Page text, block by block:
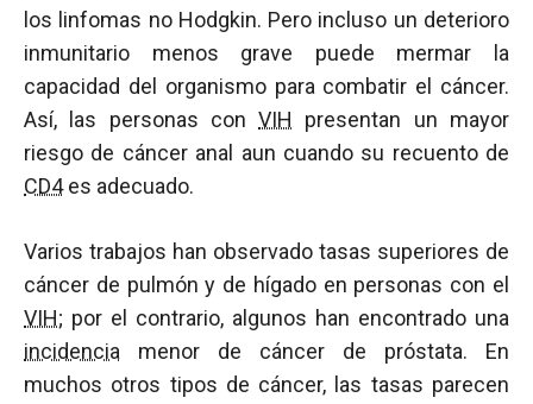
los linfomas no Hodgkin. Pero incluso un deterioro
inmunitario menos grave puede mermar la
capacidad del organismo para combatir el cáncer.
Así, las personas conVIH
presentan un mayor
riesgo de cáncer anal aun cuando su recuento de
CD4es adecuado.
Varios trabajos han observado tasas superiores de
cáncer de pulmón y de hígado en personas con el
VIH; por el contrario, algunos han encontrado una
incidencia menor de cáncer de próstata. En
muchos otros tipos de cáncer, las tasas parecen